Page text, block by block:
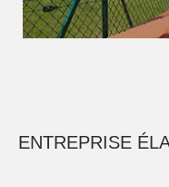
ENTREPRISE